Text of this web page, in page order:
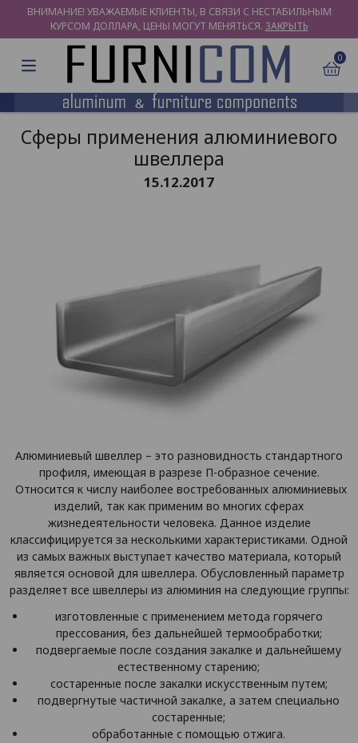
ВНИМАНИЕ! УВАЖАЕМЫЕ КЛИЕНТЫ, В СВЯЗИ С НЕСТАБИЛЬНЫМ
КУРСОМ ДОЛЛАРА, ЦЕНЫ МОГУТ МЕНЯТЬСЯ. ЗАКРЫТЬ
0
Сферы применения алюминиевого
швеллера
15.12.2017
Алюминиевый швеллер – это разновидность стандартного
профиля, имеющая в разрезе П-образное сечение.
Относится к числу наиболее востребованных алюминиевых
изделий, так как применим во многих сферах
жизнедеятельности человека. Данное изделие
классифицируется за несколькими характеристиками. Одной
из самых важных выступает качество материала, который
является основой для швеллера. Обусловленный параметр
разделяет все швеллеры из алюминия на следующие группы:
изготовленные с применением метода горячего
прессования, без дальнейшей термообработки;
подвергаемые после создания закалке и дальнейшему
естественному старению;
состаренные после закалки искусственным путем;
подвергнутые частичной закалке, а затем специально
состаренные;
обработанные с помощью отжига.